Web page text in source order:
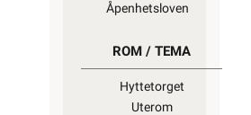
Åpenhetsloven
ROM / TEMA
Hyttetorget
Uterom